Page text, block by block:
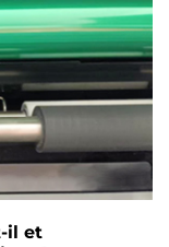
il et